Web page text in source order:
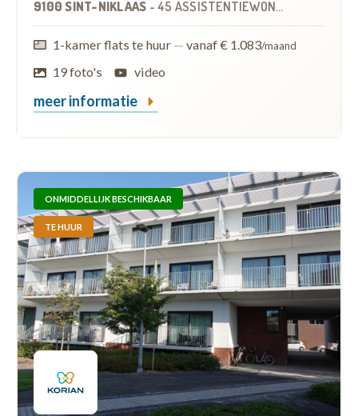
9100 SINT-NIKLAAS - 45 ASSISTENTIEWONINGEN
1-kamer flats te huur — vanaf € 1.083/maand
19 foto's video
meer informatie
ONMIDDELLIJK BESCHIKBAAR
TE HUUR